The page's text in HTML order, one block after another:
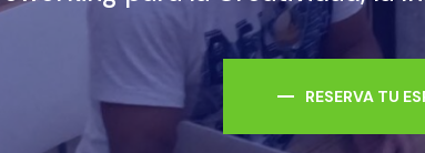
Coworking para la Creatividad, la